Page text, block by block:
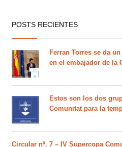
POSTS RECIENTES
Ferran Torres se da
en el embajador de la
Estos son los dos
Comunitat para la
Circular nº. 7 – IV Supercopa